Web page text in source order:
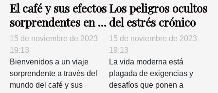
El café y sus efectos
sorprendentes en el
cuerpo humano
15 de noviembre de 2023
19:13
Bienvenidos a un viaje
sorprendente a través del
mundo del café y sus
Los peligros ocultos
del estrés crónico
15 de noviembre de 2023
19:13
La vida moderna está
plagada de exigencias y
desafíos que ponen a